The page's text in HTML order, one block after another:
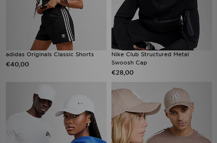
adidas Originals Classic Shorts
€40,00
Nike Club Structured Metal
Swoosh Cap
€28,00